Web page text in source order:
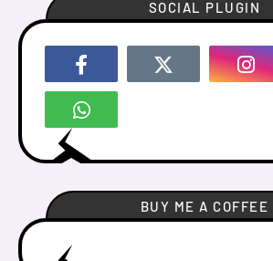
SOCIAL PLUGIN
BUY ME A COFFEE